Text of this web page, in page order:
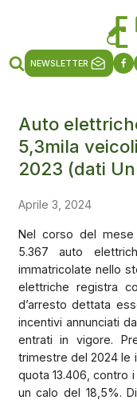
NEWSLETTER
Auto
5,3mila
2023 (dati
Aprile 3, 2024
Nel corso del
5.367 auto
immatricolate nello
elettriche registra
d’arresto dettata
incentivi annunciati
entrati in vigore.
trimestre del 2024 le
quota 13.406, contro
un calo del 18,5%.